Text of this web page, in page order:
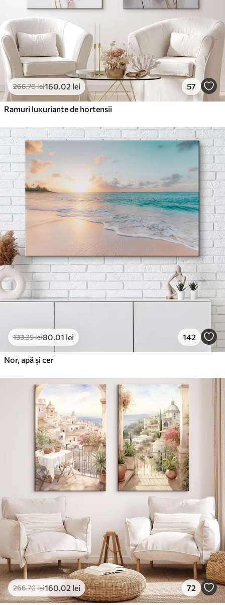
266.70lei160.02 lei 57
Ramuri luxuriante de hortensii
133.35lei80.01 lei 142
Nor, apă și cer
266.70lei160.02 lei 72